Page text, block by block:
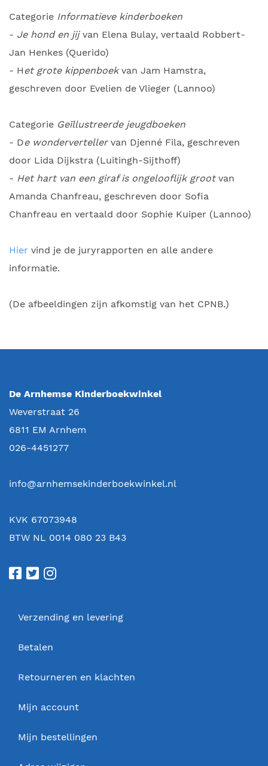
Categorie Informatieve kinderboeken
- Je hond en jijvan Elena Bulay, vertaald Robbert-
Jan Henkes (Querido)
- Het grote kippenboekvan Jam Hamstra,
geschreven door Evelien de Vlieger (Lannoo)
Categorie Geïllustreerde jeugdboeken
- De wondervertellervan Djenné Fila, geschreven
door Lida Dijkstra (Luitingh-Sijthoff)
- Het hart van een giraf is ongelooflijk grootvan
Amanda Chanfreau, geschreven door Sofia
Chanfreau en vertaald door Sophie Kuiper (Lannoo)
Hier vind je de juryrapporten en alle andere
informatie.
(De afbeeldingen zijn afkomstig van het CPNB.)
De Arnhemse Kinderboekwinkel
Weverstraat 26
6811 EM Arnhem
026-4451277
info@arnhemsekinderboekwinkel.nl
KVK 67073948
BTW NL 0014 080 23 B43
Verzending en levering
Betalen
Retourneren en klachten
Mijn account
Mijn bestellingen